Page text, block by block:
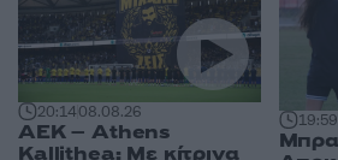
20:1408.08.26
ΑΕΚ – Athens
Kallithea: Με κίτρινα
19:59